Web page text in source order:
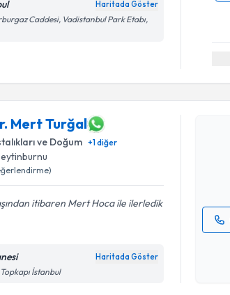
Haritada Göster
Caddesi, Vadistanbul Park Etabı,
Mert Turğal
ve Doğum +1diğer
itibaren Mert Hoca ile ilerledik
Haritada Göster
İstanbul
Randevu
Doç. Dr.